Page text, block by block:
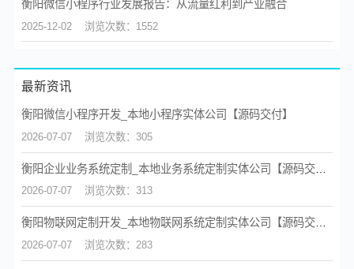
衡阳微信小程序行业发展报告：从流量红利到产业融合
2025-12-02 浏览次数：1552
最新资讯
衡阳微信小程序开发_本地小程序实体公司【源码交付】
2026-07-07 浏览次数：305
衡阳企业业务系统定制_本地业务系统定制实体公司【源码交付】
2026-07-07 浏览次数：313
衡阳物联网定制开发_本地物联网系统定制实体公司【源码交付】
2026-07-07 浏览次数：283